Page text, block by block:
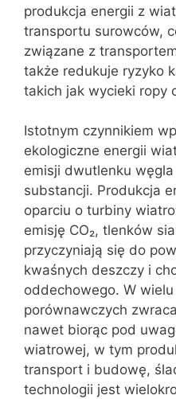
produkcja energii z
transportu surowców,
związane z
także redukuje ryzyko
takich jak wycieki ropy
Istotnym czynnikiem
ekologiczne energii
emisji dwutlenku
substancji. Produkcja
oparciu o turbiny
emisję CO₂, tlenków
przyczyniają się do
kwaśnych deszczy i
oddechowego. W
porównawczych
nawet biorąc pod
wiatrowej, w tym
transport i budowę,
technologii jest